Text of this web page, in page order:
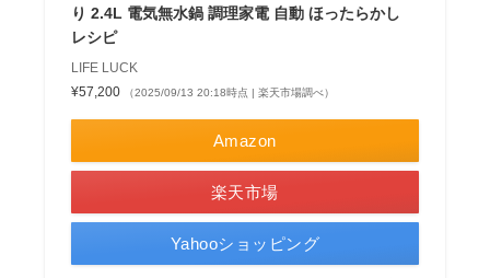
り 2.4L 電気無水鍋 調理家電 自動 ほったらかし
レシピ
LIFE LUCK
¥57,200
（2025/09/13 20:18時点 | 楽天市場調べ）
Amazon
楽天市場
Yahooショッピング